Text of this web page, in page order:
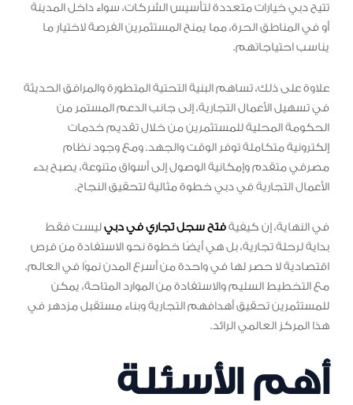
تتيح دبي خيارات متعددة لتأسيس الشركات، سواء داخل المدينة
أو في المناطق الحرة، مما يمنح المستثمرين الفرصة لاختيار ما
يناسب احتياجاتهم.
علاوة على ذلك، تساهم البنية التحتية المتطورة والمرافق الحديثة
في تسهيل الأعمال التجارية، إلى جانب الدعم المستمر من
الحكومة المحلية للمستثمرين من خلال تقديم خدمات
إلكترونية متكاملة توفر الوقت والجهد. ومع وجود نظام
مصرفي متقدم وإمكانية الوصول إلى أسواق متنوعة، يصبح بدء
الأعمال التجارية في دبي خطوة مثالية لتحقيق النجاح.
في النهاية، إن كيفيةفتح سجل تجاري في دبيليست فقط
بداية لرحلة تجارية، بل هي أيضًا خطوة نحو الاستفادة من فرص
اقتصادية لا حصر لها في واحدة من أسرع المدن نموًا في العالم.
مع التخطيط السليم والاستفادة من الموارد المتاحة، يمكن
للمستثمرين تحقيق أهدافهم التجارية وبناء مستقبل مزدهر في
هذا المركز العالمي الرائد.
أهم الأسئلة